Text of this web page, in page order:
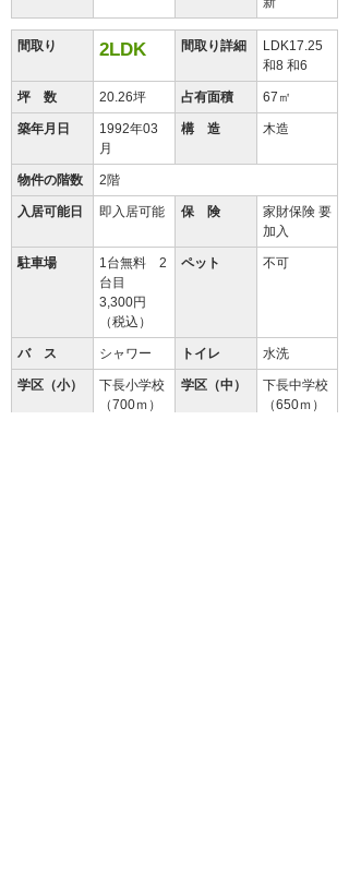
間取り 2LDK 間取り詳細
LDK17.25
和8 和6
坪 数 20.26坪 占有面積 67㎡
築年月日
1992年03
月
構 造 木造
物件の階数 2階
入居可能日 即入居可能 保 険
家財保険 要
加入
駐車場
1台無料 2
台目
3,300円
（税込）
ペット 不可
バ ス シャワー トイレ 水洗
学区（小）
下長小学校
（700ｍ）
学区（中）
下長中学校
（650ｍ）